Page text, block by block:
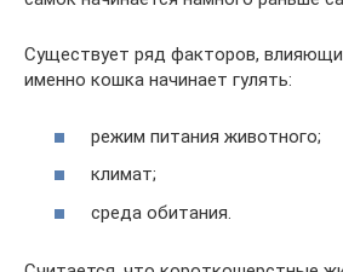
Существует ряд факторов,
именно кошка начинает гулять:
режим питания животного;
климат;
среда обитания.